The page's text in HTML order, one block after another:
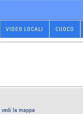
VIDEO LOCALI CUOCO
vedi la mappa